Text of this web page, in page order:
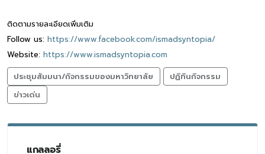
ติดตามรายละเอียดเพิ่มเติม
Follow us: https://www.facebook.com/ismadsyntopia/
Website: https://www.ismadsyntopia.com
ประชุมสัมมนา/กิจกรรมของมหาวิทยาลัย
ปฏิทินกิจกรรม
ข่าวเด่น
แกลลอรี่